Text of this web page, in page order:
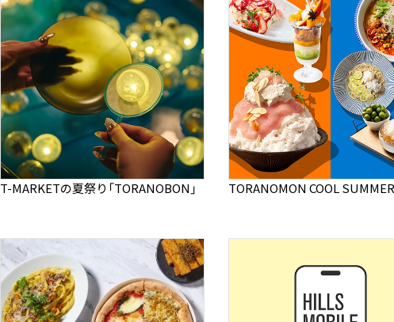
T-MARKETの夏祭り「TORANOBON」 TORANOMON COOL